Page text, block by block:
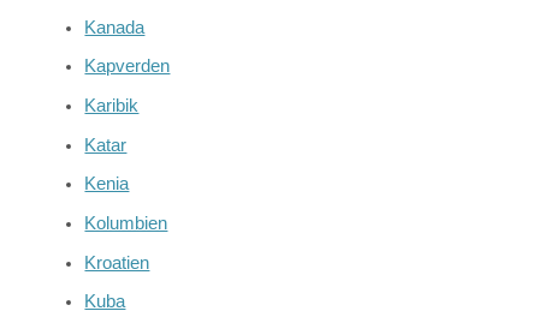
Kanada
Kapverden
Karibik
Katar
Kenia
Kolumbien
Kroatien
Kuba